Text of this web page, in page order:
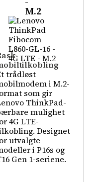
M.2
trådløst
i M.2-
som gir
ThinkPad-
mulighet
4G LTE-
Designet
utvalgte
i P16s og
Gen 1-seriene.